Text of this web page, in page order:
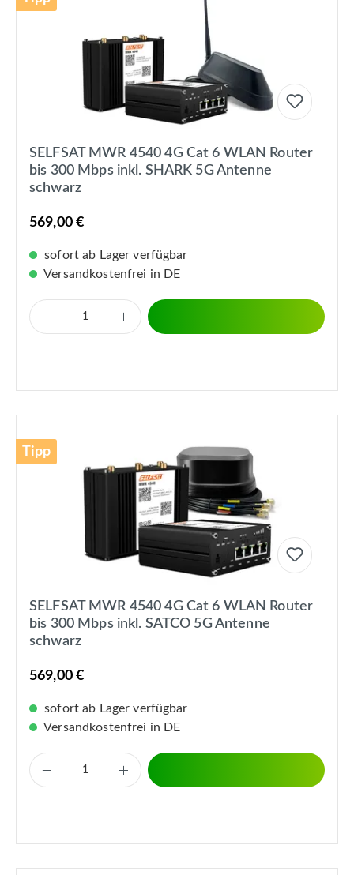
SELFSAT MWR 4540 4G Cat 6 WLAN Router
bis 300 Mbps inkl. SHARK 5G Antenne
schwarz
569,00 €
sofort ab Lager verfügbar
Versandkostenfrei in DE
Tipp
SELFSAT MWR 4540 4G Cat 6 WLAN Router
bis 300 Mbps inkl. SATCO 5G Antenne
schwarz
569,00 €
sofort ab Lager verfügbar
Versandkostenfrei in DE